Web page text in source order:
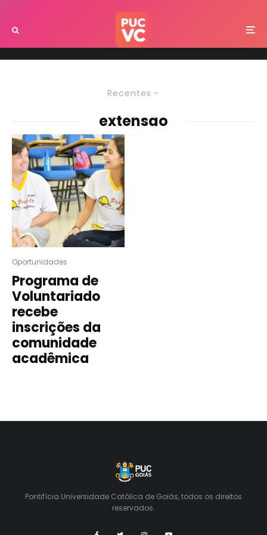
Recentes
extensao
Oportunidades
Programa de
Voluntariado
recebe
inscrições da
comunidade
acadêmica
Pontifícia Universidade Católica de Goiás, todos os direitos
reservados.